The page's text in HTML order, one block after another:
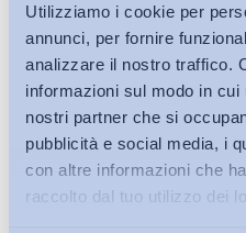
Utilizziamo i cookie per
annunci, per fornire
analizzare il nostro traffico.
informazioni sul modo in
nostri partner che si
pubblicità e social media, i
con altre informazioni che
raccolto dal tuo utilizzo dei